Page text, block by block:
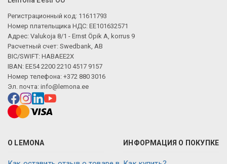
Регистрационный код: 11611793
Номер плательщика НДС: EE101632571
Адрес: Valukoja 8/1 - Ernst Öpik A, korrus 9
Расчетный счет: Swedbank, AB
BIC/SWIFT: HABAEE2X
IBAN: EE54 2200 2210 4517 9157
Номер телефона: +372 880 3016
Эл. почта: info@lemona.ee
О LEMONA ИНФОРМАЦИЯ О ПОКУПКЕ